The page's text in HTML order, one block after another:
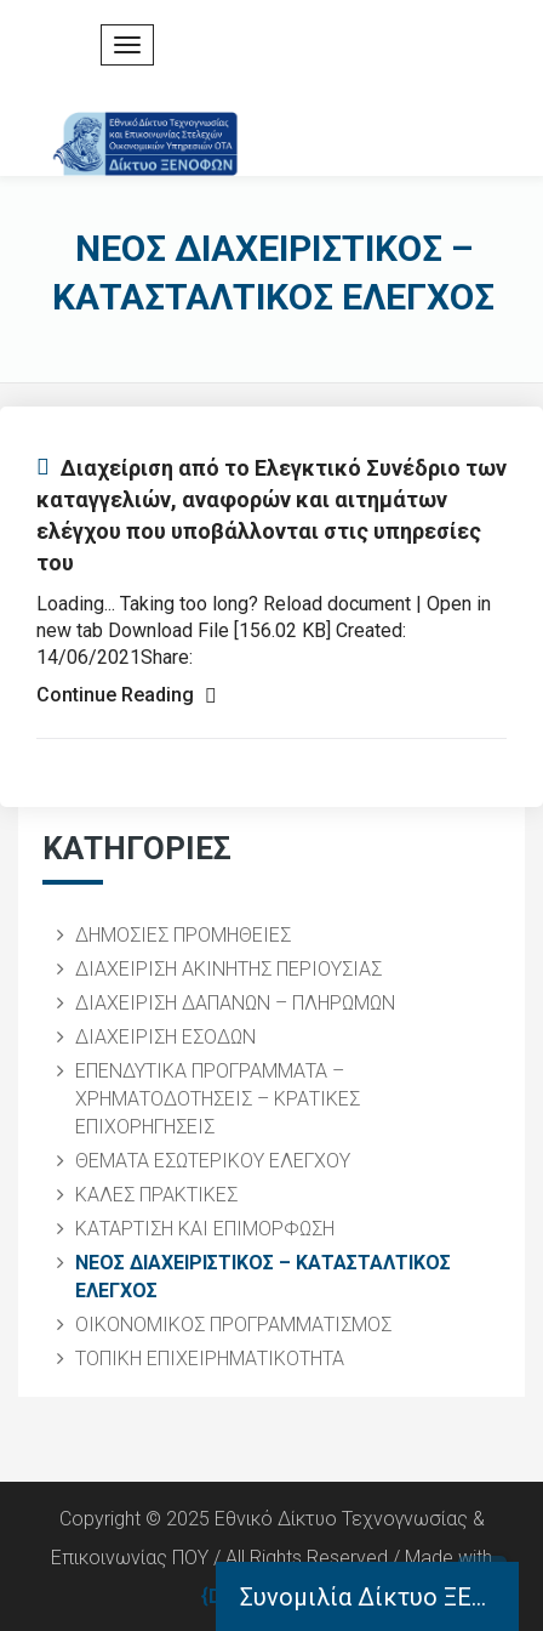
ΝΕΟΣ ΔΙΑΧΕΙΡΙΣΤΙΚΟΣ –
ΚΑΤΑΣΤΑΛΤΙΚΟΣ ΕΛΕΓΧΟΣ
ΚΑΤΗΓΟΡΙΕΣ
ΔΗΜΟΣΙΕΣ ΠΡΟΜΗΘΕΙΕΣ
ΔΙΑΧΕΙΡΙΣΗ ΑΚΙΝΗΤΗΣ ΠΕΡΙΟΥΣΙΑΣ
ΔΙΑΧΕΙΡΙΣΗ ΔΑΠΑΝΩΝ – ΠΛΗΡΩΜΩΝ
ΔΙΑΧΕΙΡΙΣΗ ΕΣΟΔΩΝ
ΕΠΕΝΔΥΤΙΚΑ ΠΡΟΓΡΑΜΜΑΤΑ –
ΧΡΗΜΑΤΟΔΟΤΗΣΕΙΣ – ΚΡΑΤΙΚΕΣ
ΕΠΙΧΟΡΗΓΗΣΕΙΣ
ΘΕΜΑΤΑ ΕΣΩΤΕΡΙΚΟΥ ΕΛΕΓΧΟΥ
ΚΑΛΕΣ ΠΡΑΚΤΙΚΕΣ
ΚΑΤΑΡΤΙΣΗ ΚΑΙ ΕΠΙΜΟΡΦΩΣΗ
ΝΕΟΣ ΔΙΑΧΕΙΡΙΣΤΙΚΟΣ – ΚΑΤΑΣΤΑΛΤΙΚΟΣ
ΕΛΕΓΧΟΣ
ΟΙΚΟΝΟΜΙΚΟΣ ΠΡΟΓΡΑΜΜΑΤΙΣΜΟΣ
ΤΟΠΙΚΗ ΕΠΙΧΕΙΡΗΜΑΤΙΚΟΤΗΤΑ
Διαχείριση από το Ελεγκτικό Συνέδριο των
καταγγελιών, αναφορών και αιτημάτων
ελέγχου που υποβάλλονται στις υπηρεσίες
του
Loading... Taking too long? Reload document | Open in
new tab Download File [156.02 KB] Created:
14/06/2021Share:
Continue Reading
Copyright © 2025 Εθνικό Δίκτυο Τεχνογνωσίας &
Επικοινωνίας ΠΟΥ / All Rights Reserved / Made with
{DE.CO.DE}by Συνομιλία Δίκτυο ΞΕΝΟΦΩΝ